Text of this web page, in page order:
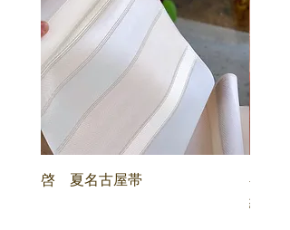
啓 夏名古屋帯
喜多
紋 名